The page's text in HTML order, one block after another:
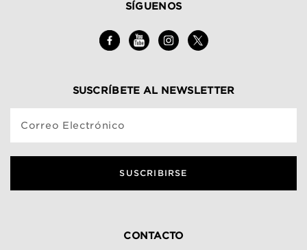
SÍGUENOS
SUSCRÍBETE AL NEWSLETTER
Correo Electrónico
SUSCRIBIRSE
CONTACTO